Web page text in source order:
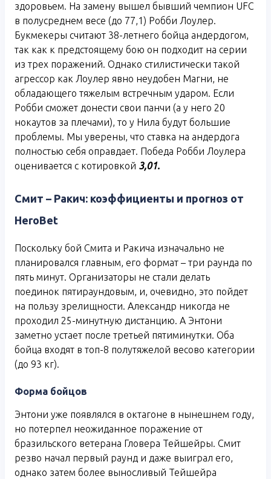
здоровьем. На замену вышел бывший чемпион UFC
в полусреднем весе (до 77,1) Робби Лоулер.
Букмекеры считают 38-летнего бойца андердогом,
так как к предстоящему бою он подходит на серии
из трех поражений. Однако стилистически такой
агрессор как Лоулер явно неудобен Магни, не
обладающего тяжелым встречным ударом. Если
Робби сможет донести свои панчи (а у него 20
нокаутов за плечами), то у Нила будут большие
проблемы. Мы уверены, что ставка на андердога
полностью себя оправдает. Победа Робби Лоулера
оценивается с котировкой 3,01.
Смит – Ракич: коэффициенты и прогноз от
HeroBet
Поскольку бой Смита и Ракича изначально не
планировался главным, его формат – три раунда по
пять минут. Организаторы не стали делать
поединок пятираундовым, и, очевидно, это пойдет
на пользу зрелищности. Александр никогда не
проходил 25-минутную дистанцию. А Энтони
заметно устает после третьей пятиминутки. Оба
бойца входят в топ-8 полутяжелой весово категории
(до 93 кг).
Форма бойцов
Энтони уже появлялся в октагоне в нынешнем году,
но потерпел неожиданное поражение от
бразильского ветерана Гловера Тейшейры. Смит
резво начал первый раунд и даже выиграл его,
однако затем более выносливый Тейшейра